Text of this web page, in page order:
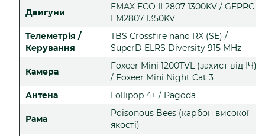
Двигуни
EMAX ECO II 2807 1300KV / GEPRC
EM2807 1350KV
Телеметрія /
Керування
TBS Crossfire nano RX (SE) /
SuperD ELRS Diversity 915 MHz
Камера
Foxeer Mini 1200TVL (захист від ІЧ)
/ Foxeer Mini Night Cat 3
Антена
Lollipop 4+ / Pagoda
Рама
Poisonous Bees (карбон високої
якості)